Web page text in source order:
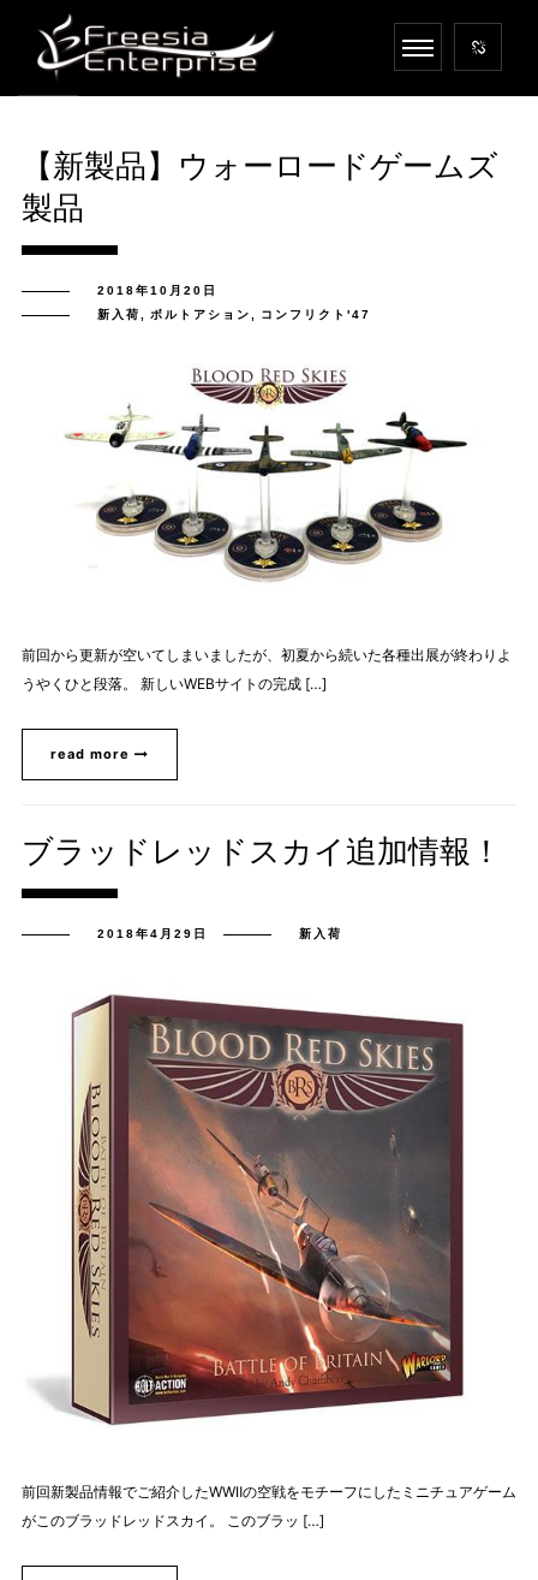
【新製品】ウォーロードゲームズ
製品
2018年10月20日
新入荷
ボルトアション コンフリクト'47
前回から更新が空いてしまいましたが、初夏から続いた各種出展が終わりよ
うやくひと段落。 新しいWEBサイトの完成 […]
read more
ブラッドレッドスカイ追加情報！
2018年4月29日 新入荷
前回新製品情報でご紹介したWWⅡの空戦をモチーフにしたミニチュアゲーム
がこのブラッドレッドスカイ。 このブラッ […]